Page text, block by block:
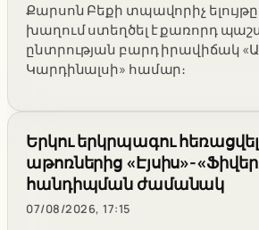
Քարսոն Բեքի տպավորիչ
խաղում ստեղծել է քառորդ
ընտրության բարդ իրավիճակ
Կարդինալսի» համար։
Երկու երկրպագու
աթոռներից «Էյսիս»-
հանդիպման ժամանակ
07/08/2026, 17:15